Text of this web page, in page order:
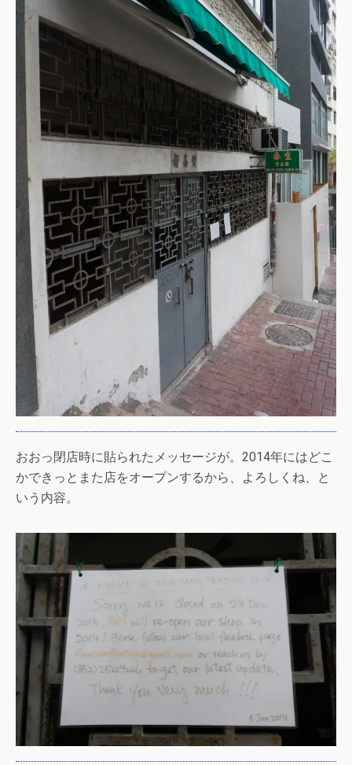
おおっ閉店時に貼られたメッセージが。2014年にはどこ
かできっとまた店をオープンするから、よろしくね、と
いう内容。